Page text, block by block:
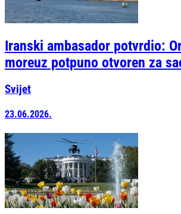
Iranski ambasador potvrdio:
moreuz potpuno otvoren za
Svijet
23.06.2026.